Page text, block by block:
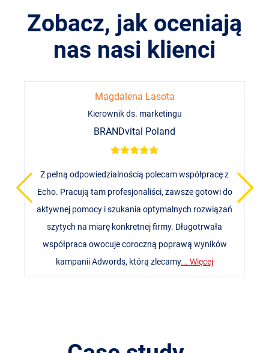
Zobacz, jak oceniają
nas nasi klienci
Magdalena Lasota
Kierownik ds. marketingu
BRANDvital Poland
Z pełną odpowiedzialnością polecam współpracę z
Echo. Pracują tam profesjonaliści, zawsze gotowi do
aktywnej pomocy i szukania optymalnych rozwiązań
szytych na miarę konkretnej firmy. Długotrwała
współpraca owocuje coroczną poprawą wyników
kampanii Adwords, którą zlecamy... Więcej